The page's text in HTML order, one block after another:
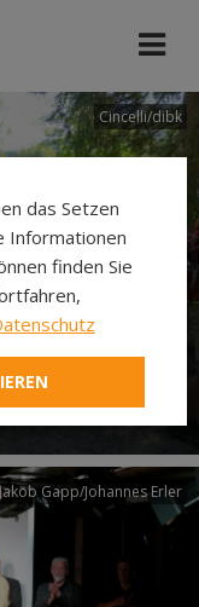
Cincelli/dibk
Gapp/Johannes Erler
das Setzen
Informationen
finden Sie